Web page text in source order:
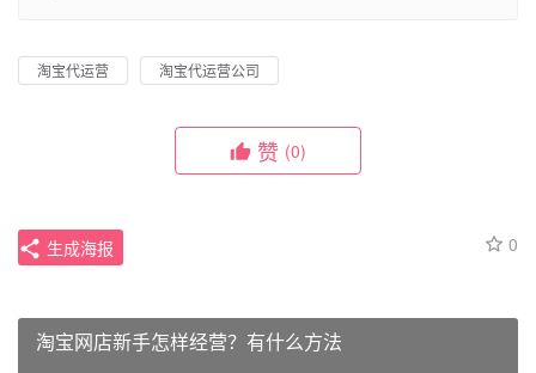
淘宝代运营 淘宝代运营公司
赞 (0)
0
生成海报
淘宝网店新手怎样经营？有什么方法